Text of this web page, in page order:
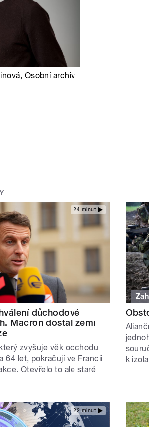
, Osobní archiv
24 minut
důchodové
Macron dostal zemi
zvyšuje věk odchodu
64 let, pokračují ve Francii
Otevřelo to ale staré
k
22 minut